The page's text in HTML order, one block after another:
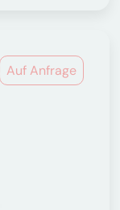
Auf Anfrage